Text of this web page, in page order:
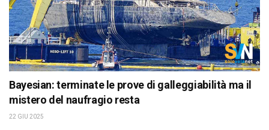
Bayesian: terminate le prove di galleggiabilità ma il
mistero del naufragio resta
22 GIU 2025